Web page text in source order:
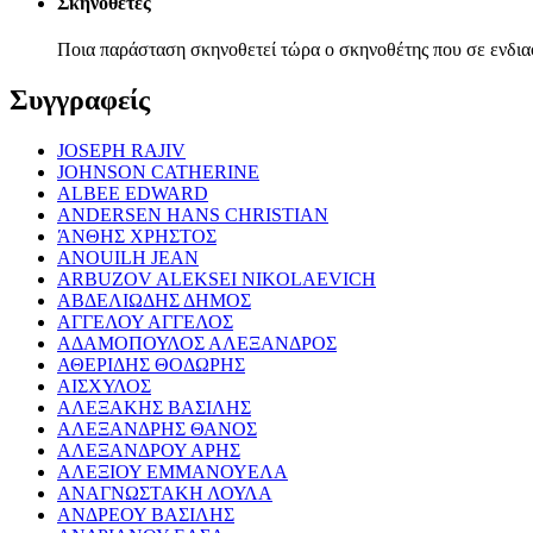
Ποια παράσταση σκηνοθετεί τώρα ο σκηνοθέτης που σε
Συγγραφείς
JOSEPH RAJIV
JOHNSON CATHERINE
ALBEE EDWARD
ANDERSEN HANS CHRISTIAN
ΆΝΘΗΣ ΧΡΗΣΤΟΣ
ANOUILH JEAN
ARBUZOV ALEKSEI NIKOLAEVICH
ΑΒΔΕΛΙΩΔΗΣ ΔΗΜΟΣ
ΑΓΓΕΛΟΥ ΑΓΓΕΛΟΣ
ΑΔΑΜΟΠΟΥΛΟΣ ΑΛΕΞΑΝΔΡΟΣ
ΑΘΕΡΙΔΗΣ ΘΟΔΩΡΗΣ
ΑΙΣΧΥΛΟΣ
ΑΛΕΞΑΚΗΣ ΒΑΣΙΛΗΣ
ΑΛΕΞΑΝΔΡΗΣ ΘΑΝΟΣ
ΑΛΕΞΑΝΔΡΟΥ ΑΡΗΣ
ΑΛΕΞΙΟΥ ΕΜΜΑΝΟΥΕΛΑ
ΑΝΑΓΝΩΣΤΑΚΗ ΛΟΥΛΑ
ΑΝΔΡΕΟΥ ΒΑΣΙΛΗΣ